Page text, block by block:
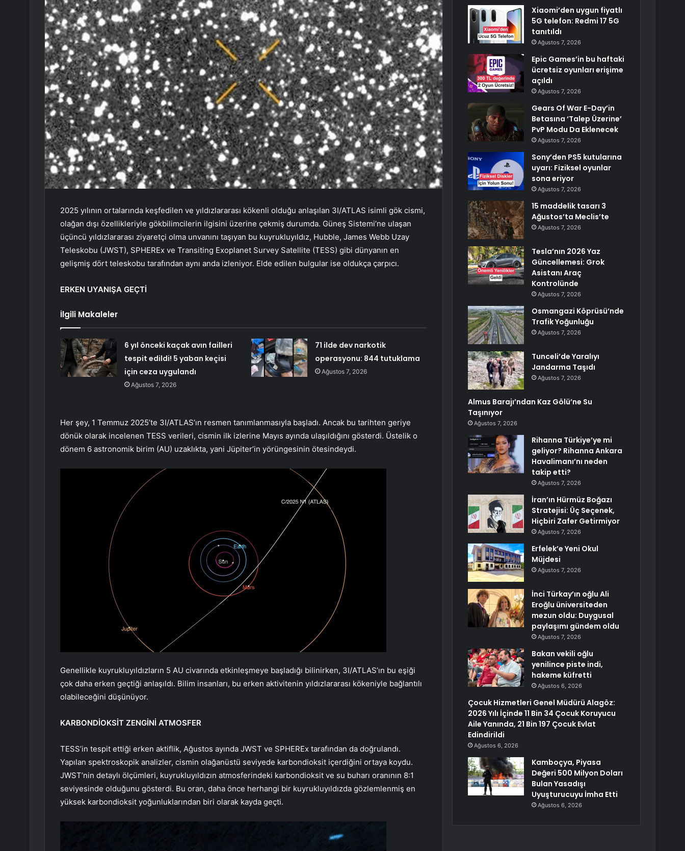
2025 yılının ortalarında keşfedilen ve yıldızlararası kökenli olduğu anlaşılan 3I/ATLAS isimli gök cismi,
olağan dışı özellikleriyle gökbilimcilerin ilgisini üzerine çekmiş durumda. Güneş Sistemi’ne ulaşan
üçüncü yıldızlararası ziyaretçi olma unvanını taşıyan bu kuyrukluyıldız, Hubble, James Webb Uzay
Teleskobu (JWST), SPHEREx ve Transiting Exoplanet Survey Satellite (TESS) gibi dünyanın en
gelişmiş dört teleskobu tarafından aynı anda izleniyor. Elde edilen bulgular ise oldukça çarpıcı.
ERKEN UYANIŞA GEÇTİ
İlgili Makaleler
6 yıl önceki kaçak avın failleri
tespit edildi! 5 yaban keçisi
için ceza uygulandı
Ağustos 7, 2026
71 ilde dev narkotik
operasyonu: 844 tutuklama
Ağustos 7, 2026
Her şey, 1 Temmuz 2025’te 3I/ATLAS’ın resmen tanımlanmasıyla başladı. Ancak bu tarihten geriye
dönük olarak incelenen TESS verileri, cismin ilk izlerine Mayıs ayında ulaşıldığını gösterdi. Üstelik o
dönem 6 astronomik birim (AU) uzaklıkta, yani Jüpiter’in yörüngesinin ötesindeydi.
Genellikle kuyrukluyıldızların 5 AU civarında etkinleşmeye başladığı bilinirken, 3I/ATLAS’ın bu eşiği
çok daha erken geçtiği anlaşıldı. Bilim insanları, bu erken aktivitenin yıldızlararası kökeniyle bağlantılı
olabileceğini düşünüyor.
KARBONDİOKSİT ZENGİNİ ATMOSFER
TESS’in tespit ettiği erken aktiflik, Ağustos ayında JWST ve SPHEREx tarafından da doğrulandı.
Yapılan spektroskopik analizler, cismin olağanüstü seviyede karbondioksit içerdiğini ortaya koydu.
JWST’nin detaylı ölçümleri, kuyrukluyıldızın atmosferindeki karbondioksit ve su buharı oranının 8:1
seviyesinde olduğunu gösterdi. Bu oran, daha önce herhangi bir kuyrukluyıldızda gözlemlenmiş en
yüksek karbondioksit yoğunluklarından biri olarak kayda geçti.
Xiaomi’den uygun fiyatlı
5G telefon: Redmi 17 5G
tanıtıldı
Ağustos 7, 2026
Epic Games’in bu haftaki
ücretsiz oyunları erişime
açıldı
Ağustos 7, 2026
Gears Of War E-Day’in
Betasına ‘Talep Üzerine’
PvP Modu Da Eklenecek
Ağustos 7, 2026
Sony’den PS5 kutularına
uyarı: Fiziksel oyunlar
sona eriyor
Ağustos 7, 2026
15 maddelik tasarı 3
Ağustos’ta Meclis’te
Ağustos 7, 2026
Tesla’nın 2026 Yaz
Güncellemesi: Grok
Asistanı Araç
Kontrolünde
Ağustos 7, 2026
Osmangazi Köprüsü’nde
Trafik Yoğunluğu
Ağustos 7, 2026
Tunceli’de Yaralıyı
Jandarma Taşıdı
Ağustos 7, 2026
Almus Barajı’ndan Kaz Gölü’ne Su
Taşınıyor
Ağustos 7, 2026
Rihanna Türkiye’ye mi
geliyor? Rihanna Ankara
Havalimanı’nı neden
takip etti?
Ağustos 7, 2026
İran’ın Hürmüz Boğazı
Stratejisi: Üç Seçenek,
Hiçbiri Zafer Getirmiyor
Ağustos 7, 2026
Erfelek’e Yeni Okul
Müjdesi
Ağustos 7, 2026
İnci Türkay’ın oğlu Ali
Eroğlu üniversiteden
mezun oldu: Duygusal
paylaşımı gündem oldu
Ağustos 7, 2026
Bakan vekili oğlu
yenilince piste indi,
hakeme küfretti
Ağustos 6, 2026
Çocuk Hizmetleri Genel Müdürü Alagöz:
2026 Yılı İçinde 11 Bin 34 Çocuk Koruyucu
Aile Yanında, 21 Bin 197 Çocuk Evlat
Edindirildi
Ağustos 6, 2026
Kamboçya, Piyasa
Değeri 500 Milyon Doları
Bulan Yasadışı
Uyuşturucuyu İmha Etti
Ağustos 6, 2026